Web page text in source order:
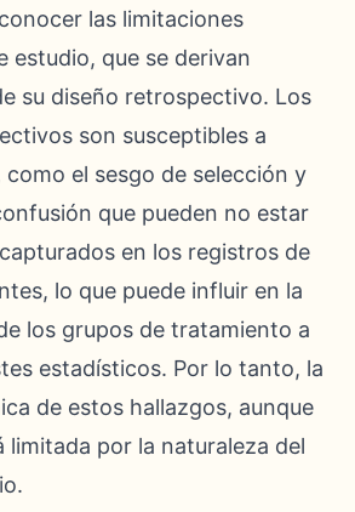
las limitaciones
estudio, que se derivan
su diseño retrospectivo. Los
son susceptibles a
como el sesgo de selección y
que pueden no estar
en los registros de
lo que puede influir en la
los grupos de tratamiento a
estadísticos. Por lo tanto, la
de estos hallazgos, aunque
limitada por la naturaleza del